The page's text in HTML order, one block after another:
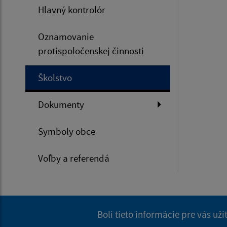
Hlavný kontrolór
Oznamovanie
protispoločenskej činnosti
Školstvo
Dokumenty
Symboly obce
Voľby a referendá
Boli tieto informácie pre vás